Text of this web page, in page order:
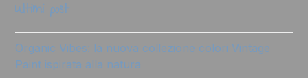
ultimi post
Organic Vibes: la nuova collezione colori Vintage
Paint ispirata alla natura